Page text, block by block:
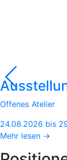
Offenes Atelier
24.08.2026 bis
Mehr lesen →